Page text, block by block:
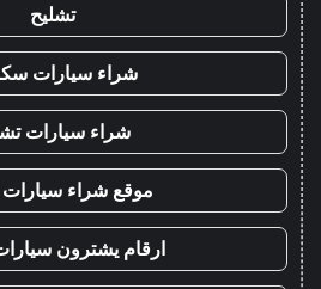
تشليح
شراء سيارات
شراء سيارات
موقع شراء سيارات
ارقام يشترون